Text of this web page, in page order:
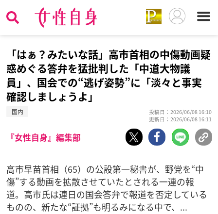
「はぁ？みたいな話」高市首相の中傷動画疑
惑めぐる答弁を猛批判した「中道大物議
員」、国会での“逃げ姿勢”に「淡々と事実
確認しましょうよ」
国内
投稿日：2026/06/08 16:10
更新日：2026/06/08 16:11
『女性自身』編集部
高市早苗首相（65）の公設第一秘書が、野党を“中
傷”する動画を拡散させていたとされる一連の報
道。高市氏は連日の国会答弁で報道を否定している
ものの、新たな“証拠”も明るみになる中で、...